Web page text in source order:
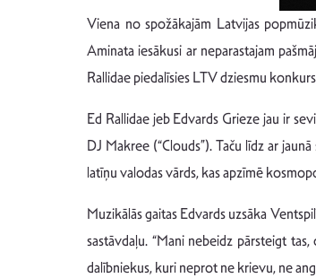
Viena no spožākajām Latvijas
Aminata iesākusi ar neparastajam
Rallidae piedalīsies LTV dziesmu
Ed Rallidae jeb Edvards Grieze jau ir
DJ Makree (“Clouds”). Taču līdz ar
latīņu valodas vārds, kas apzīmē
Muzikālās gaitas Edvards uzsāka
sastāvdaļu. “Mani nebeidz pārsteigt
dalībniekus, kuri neprot ne krievu, ne